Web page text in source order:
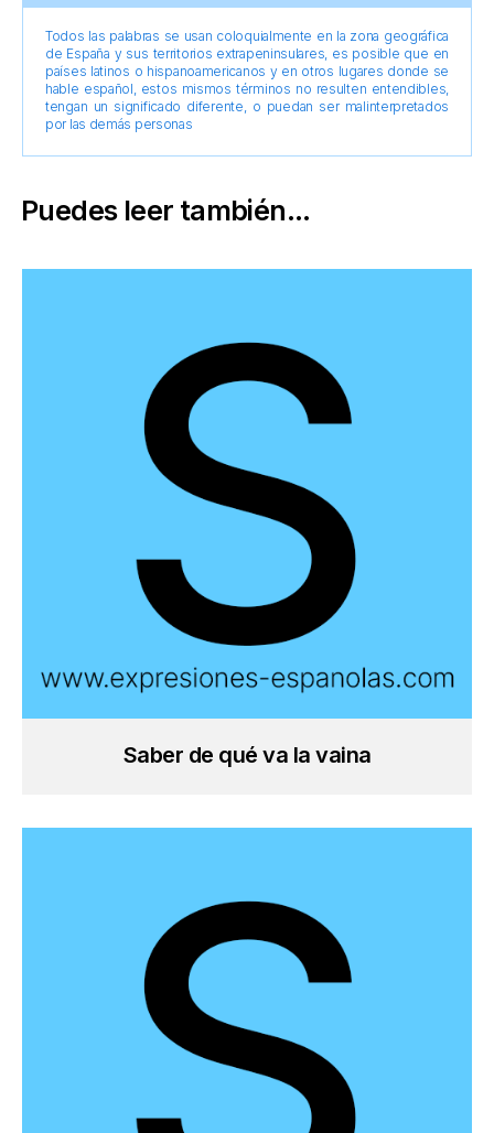
Todos las palabras se usan coloquialmente en la zona geográfica
de España y sus territorios extrapeninsulares, es posible que en
países latinos o hispanoamericanos y en otros lugares donde se
hable español, estos mismos términos no resulten entendibles,
tengan un significado diferente, o puedan ser malinterpretados
por las demás personas
Puedes leer también...
Saber de qué va la vaina